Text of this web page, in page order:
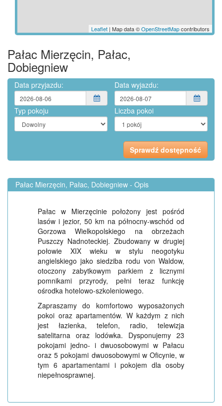
Leaflet | Map data ©OpenStreetMapcontributors
Pałac Mierzęcin, Pałac,
Dobiegniew
Data przyjazdu: Data wyjazdu:
Typ pokoju Liczba pokoi
Pałac Mierzęcin, Pałac, Dobiegniew - Opis
Pałac w Mierzęcinie położony jest pośród
lasów i jezior, 50 km na północny-wschód od
Gorzowa Wielkopolskiego na obrzeżach
Puszczy Nadnoteckiej. Zbudowany w drugiej
połowie XIX wieku w stylu neogotyku
angielskiego jako siedziba rodu von Waldow,
otoczony zabytkowym parkiem z licznymi
pomnikami przyrody, pełni teraz funkcję
ośrodka hotelowo-szkoleniowego.
Zapraszamy do komfortowo wyposażonych
pokoi oraz apartamentów. W każdym z nich
jest łazienka, telefon, radio, telewizja
satelitarna oraz lodówka. Dysponujemy 23
pokojami jedno- i dwuosobowymi w Pałacu
oraz 5 pokojami dwuosobowymi w Oficynie, w
tym 6 apartamentami i pokojem dla osoby
niepełnosprawnej.